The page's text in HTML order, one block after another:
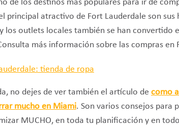
de los destinos más populares para ir de
principal atractivo de Fort Lauderdale son sus
los outlets locales también se han convertido
más información sobre las compras en
no dejes de ver también el artículo de como
mucho en Miami. Son varios consejos para
MUCHO, en toda tu planificación y en